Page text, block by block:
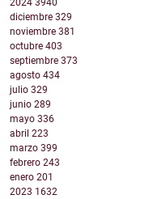
2024 3940
diciembre 329
noviembre 381
octubre 403
septiembre 373
agosto 434
julio 329
junio 289
mayo 336
abril 223
marzo 399
febrero 243
enero 201
2023 1632